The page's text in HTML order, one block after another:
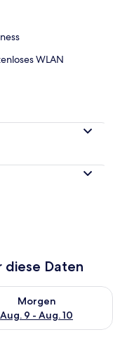
WLAN
Daten
Aug. 8 - Aug. 9.
Morgen
Aug. 9 - Aug. 10
die Verfügbarkeit